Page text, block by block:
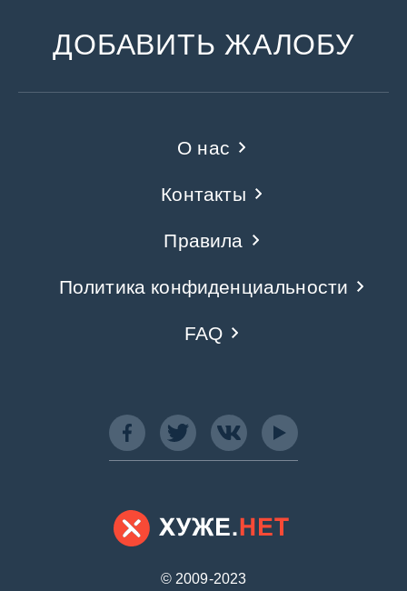
ДОБАВИТЬ ЖАЛОБУ
© 2009-2023
О нас
Контакты
Правила
Политика конфиденциальности
FAQ